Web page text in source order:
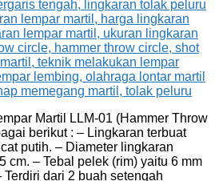
Martil LLM-01 (Hammer Throw
berikut : – Lingkaran terbuat
putih. – Diameter lingkaran
cm. – Tebal pelek (rim) yaitu 6 mm
dari 2 buah setengah